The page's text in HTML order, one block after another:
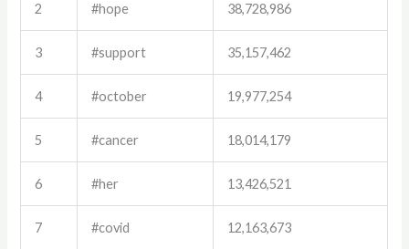
2 #hope 38,728,986
3 #support 35,157,462
4 #october 19,977,254
5 #cancer 18,014,179
6 #her 13,426,521
7 #covid 12,163,673